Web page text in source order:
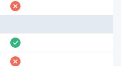
fehlt
vorhanden
fehlt